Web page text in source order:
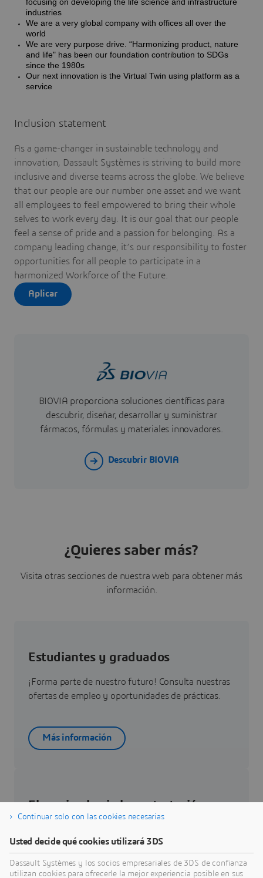
industries
We are a very global company with offices all over the
world
We are very purpose drive. “Harmonizing product, nature
and life" has been our foundation contribution to SDGs
since the 1980s
Our next innovation is the Virtual Twin using platform as a
service
Inclusion statement
As a game-changer in sustainable technology and
innovation, Dassault Systèmes is striving to build more
inclusive and diverse teams across the globe. We believe
that our people are our number one asset and we want
all employees to feel empowered to bring their whole
selves to work every day. It is our goal that our people
feel a sense of pride and a passion for belonging. As a
company leading change, it’s our responsibility to foster
opportunities for all people to participate in a
harmonized Workforce of the Future.
Aplicar
BIOVIA proporciona soluciones científicas para
descubrir, diseñar, desarrollar y suministrar
fármacos, fórmulas y materiales innovadores.
Descubrir BIOVIA
¿Quieres saber más?
Visita otras secciones de nuestra web para obtener más
información.
Estudiantes y graduados
¡Forma parte de nuestro futuro! Consulta nuestras
ofertas de empleo y oportunidades de prácticas.
Más información
El camino hacia la contratación
contratación.
Continuar solo con las cookies necesarias
Usted decide qué cookies utilizará 3DS
Dassault Systèmes y los socios empresariales de 3DS de confianza
utilizan cookies para ofrecerle la mejor experiencia posible en sus